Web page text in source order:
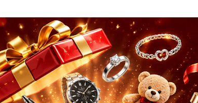
axan mavi su görmək
axan bulaq görmək
axan təmiz su görmək